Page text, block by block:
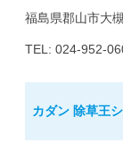
福島県郡山市大
TEL: 024-952-
カダン 除草王